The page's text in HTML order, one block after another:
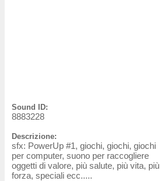
Sound ID:
8883228
Descrizione:
sfx: PowerUp #1, giochi, giochi, giochi
per computer, suono per raccogliere
oggetti di valore, più salute, più vita, più
forza, speciali ecc.....